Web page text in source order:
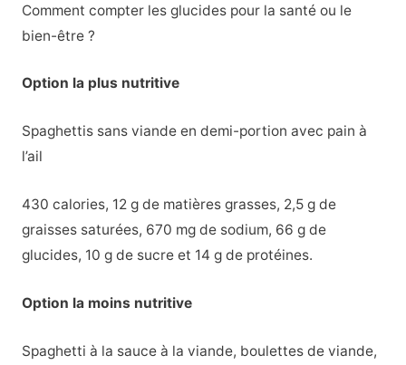
Comment compter les glucides pour la santé ou le
bien-être ?
Option la plus nutritive
Spaghettis sans viande en demi-portion avec pain à
l’ail
430 calories, 12 g de matières grasses, 2,5 g de
graisses saturées, 670 mg de sodium, 66 g de
glucides, 10 g de sucre et 14 g de protéines.
Option la moins nutritive
Spaghetti à la sauce à la viande, boulettes de viande,